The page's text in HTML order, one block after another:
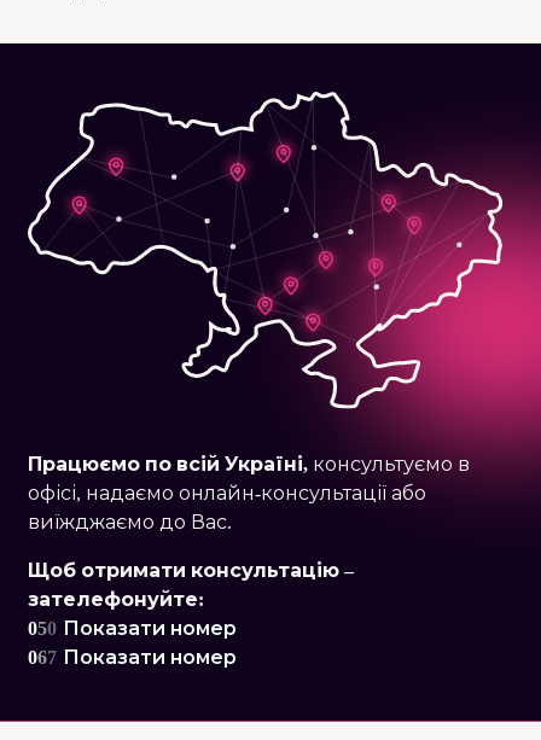
Працюємо по всій Україні, консультуємо в
офісі, надаємо онлайн-консультації або
виїжджаємо до Вас.
Щоб отримати консультацію –
зателефонуйте:
050 Показати номер
067 Показати номер